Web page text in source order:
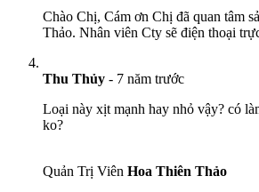
Chào Chị, Cám ơn Chị đã quan tâm
Thảo. Nhân viên Cty sẽ điện thoại
Thu Thủy - 7 năm trước
Loại này xịt mạnh hay nhỏ vậy? có
ko?
Quản Trị Viên Hoa Thiên Thảo